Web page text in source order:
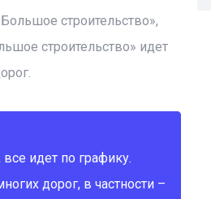
строительство»,
строительство» идет
идет по графику.
дорог, в частности –